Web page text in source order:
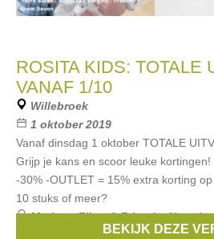
ROSITA KIDS: TOTALE
VANAF 1/10
Willebroek
1 oktober 2019
Vanaf dinsdag 1 oktober TOTALE
Grijp je kans en scoor leuke
-30% -OUTLET = 15% extra korting
10 stuks of meer?
Merken:Filou & Friends,Noppies
BEKIJK DEZE